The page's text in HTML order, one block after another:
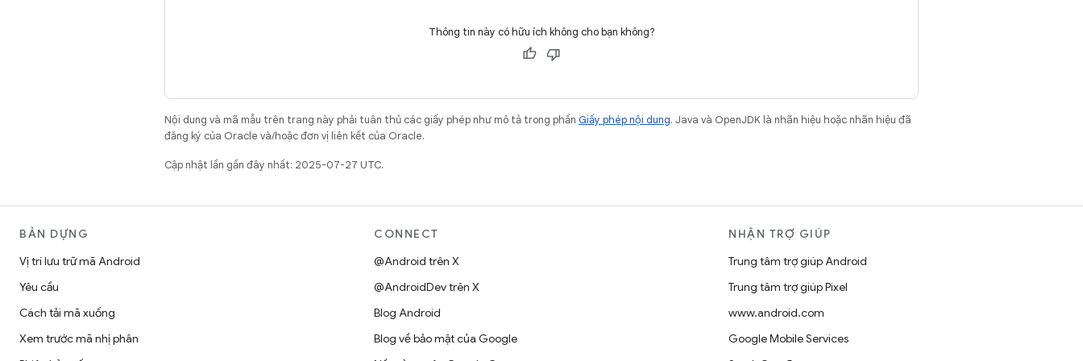
Thông tin này có hữu ích không cho bạn không?
Nội dung và mã mẫu trên trang này phải tuân thủ các giấy phép như mô tả trong phần Giấy phép nội dung. Java và OpenJDK là nhãn hiệu hoặc nhãn hiệu đã
đăng ký của Oracle và/hoặc đơn vị liên kết của Oracle.
Cập nhật lần gần đây nhất: 2025-07-27 UTC.
BẢN DỰNG
Vị trí lưu trữ mã Android
Yêu cầu
Cách tải mã xuống
Xem trước mã nhị phân
CONNECT
@Android trên X
@AndroidDev trên X
Blog Android
Blog về bảo mật của Google
NHẬN TRỢ GIÚP
Trung tâm trợ giúp Android
Trung tâm trợ giúp Pixel
www.android.com
Google Mobile Services